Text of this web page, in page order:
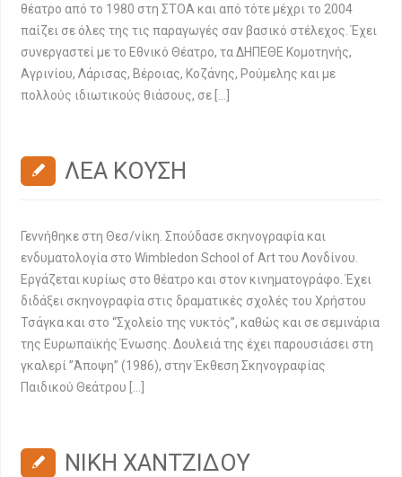
θέατρο από το 1980 στη ΣΤΟΑ και από τότε μέχρι το 2004
παίζει σε όλες της τις παραγωγές σαν βασικό στέλεχος. Έχει
συνεργαστεί με το Εθνικό Θέατρο, τα ΔΗΠΕΘΕ Κομοτηνής,
Αγρινίου, Λάρισας, Βέροιας, Κοζάνης, Ρούμελης και με
πολλούς ιδιωτικούς θιάσους, σε […]
ΛΕΑ ΚΟΥΣΗ
Γεννήθηκε στη Θεσ/νίκη. Σπούδασε σκηνογραφία και
ενδυματολογία στο Wimbledon School of Art του Λονδίνου.
Εργάζεται κυρίως στο θέατρο και στον κινηματογράφο. Έχει
διδάξει σκηνογραφία στις δραματικές σχολές του Χρήστου
Τσάγκα και στο “Σχολείο της νυκτός”, καθώς και σε σεμινάρια
της Ευρωπαϊκής Ένωσης. Δουλειά της έχει παρουσιάσει στη
γκαλερί ”Άποψη” (1986), στην Έκθεση Σκηνογραφίας
Παιδικού Θεάτρου […]
ΝΙΚΗ ΧΑΝΤΖΙΔΟΥ